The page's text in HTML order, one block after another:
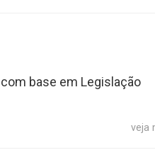
base em Legislação
veja